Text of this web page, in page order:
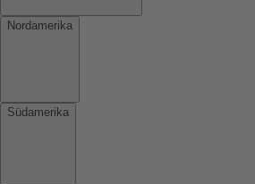
Nordamerika
Südamerika